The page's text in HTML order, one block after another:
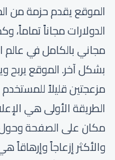
الموقع يقدم حزمة من
الدولارات مجاناً
مجاني بالكامل في عالم
بشكل آخر. الموقع يربح
مزعجتين قليلاً للمستخدم
الطريقة الأولى هي
مكان على الصفحة وحول
والأكثر إزعاجاً وإرهاقاً